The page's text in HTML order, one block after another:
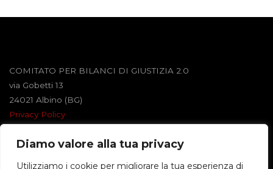
Diamo valore alla tua privacy
Utilizziamo i cookie per migliorare la tua esperienza di
COMITATO PER BILANCI DI GIUSTIZIA 2.0
via Gobetti 13
24021 Albino (BG)
Privacy Policy